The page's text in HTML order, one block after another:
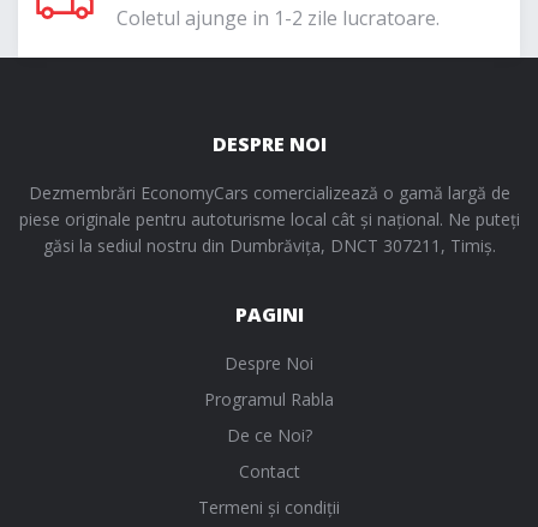
Coletul ajunge in 1-2 zile lucratoare.
DESPRE NOI
Dezmembrări EconomyCars comercializează o gamă largă de
piese originale pentru autoturisme local cât și național. Ne puteți
găsi la sediul nostru din Dumbrăvița, DNCT 307211, Timiș.
PAGINI
Despre Noi
Programul Rabla
De ce Noi?
Contact
Termeni și condiții